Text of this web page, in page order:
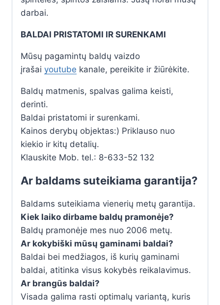
darbai.
BALDAI PRISTATOMI IR SURENKAMI
Mūsų pagamintų baldų vaizdo
įrašai youtube kanale, pereikite ir žiūrėkite.
Baldų matmenis, spalvas galima keisti,
derinti.
Baldai pristatomi ir surenkami.
Kainos derybų objektas:) Priklauso nuo
kiekio ir kitų detalių.
Klauskite Mob. tel.: 8-633-52 132
Ar baldams suteikiama garantija?
Baldams suteikiama vienerių metų garantija.
Kiek laiko dirbame baldų pramonėje?
Baldų pramonėje mes nuo 2006 metų.
Ar kokybiški mūsų gaminami baldai?
Baldai bei medžiagos, iš kurių gaminami
baldai, atitinka visus kokybės reikalavimus.
Ar brangūs baldai?
Visada galima rasti optimalų variantą, kuris